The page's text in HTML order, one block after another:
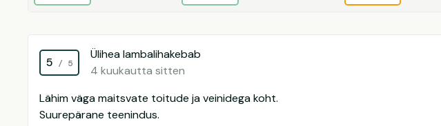
5 / 5
Ülihea lambalihakebab
4 kuukautta sitten
Lähim väga maitsvate toitude ja veinidega koht.
Suurepärane teenindus.